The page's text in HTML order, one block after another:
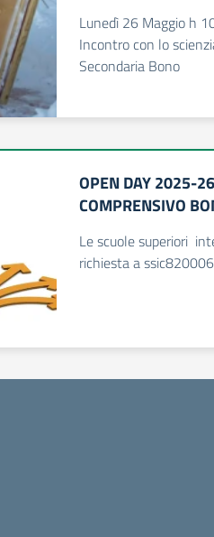
Lunedì 26 Maggio h
Incontro con lo
Secondaria Bono
OPEN DAY 2025-
COMPRENSIVO
Le scuole superiori
richiesta a